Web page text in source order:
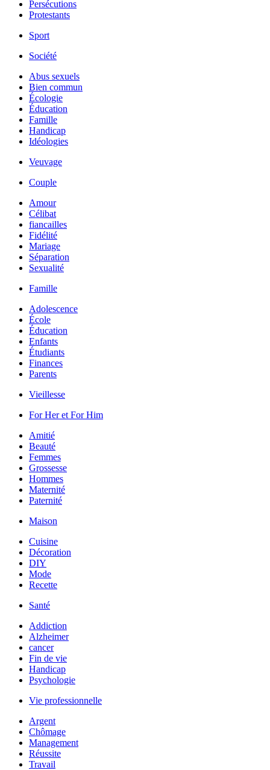
Persécutions
Protestants
Sport
Société
Abus sexuels
Bien commun
Écologie
Éducation
Famille
Handicap
Idéologies
Veuvage
Couple
Amour
Célibat
fiancailles
Fidélité
Mariage
Séparation
Sexualité
Famille
Adolescence
École
Éducation
Enfants
Étudiants
Finances
Parents
Vieillesse
For Her et For Him
Amitié
Beauté
Femmes
Grossesse
Hommes
Maternité
Paternité
Maison
Cuisine
Décoration
DIY
Mode
Recette
Santé
Addiction
Alzheimer
cancer
Fin de vie
Handicap
Psychologie
Vie professionnelle
Argent
Chômage
Management
Réussite
Travail